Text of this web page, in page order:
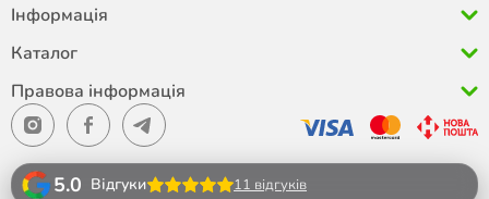
Інформація
Каталог
Правова інформація
5.0 Відгуки 11 відгуків